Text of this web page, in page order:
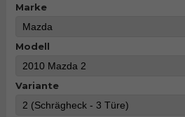
Marke
Modell
Variante